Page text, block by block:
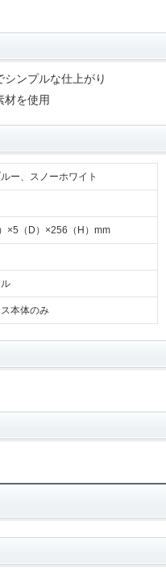
ンプルな仕上がり
材を使用
ー、スノーホワイト
×5（D）×256（H）mm
本体のみ